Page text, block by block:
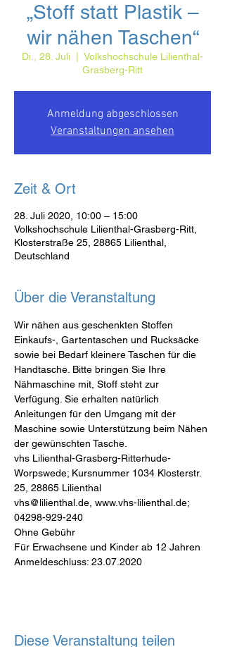
„Stoff statt Plastik –
wir nähen Taschen“
Di., 28. Juli
Volkshochschule Lilienthal-
Grasberg-Ritt
Anmeldung abgeschlossen
Veranstaltungen ansehen
Zeit & Ort
28. Juli 2020, 10:00 – 15:00
Volkshochschule Lilienthal-Grasberg-Ritt,
Klosterstraße 25, 28865 Lilienthal,
Deutschland
Über die Veranstaltung
Wir nähen aus geschenkten Stoffen
Einkaufs-, Gartentaschen und Rucksäcke
sowie bei Bedarf kleinere Taschen für die
Handtasche. Bitte bringen Sie Ihre
Nähmaschine mit, Stoff steht zur
Verfügung. Sie erhalten natürlich
Anleitungen für den Umgang mit der
Maschine sowie Unterstützung beim Nähen
der gewünschten Tasche.
vhs Lilienthal-Grasberg-Ritterhude-
Worpswede; Kursnummer 1034 Klosterstr.
25, 28865 Lilienthal
vhs@lilienthal.de, www.vhs-lilienthal.de;
04298-929-240
Ohne Gebühr
Für Erwachsene und Kinder ab 12 Jahren
Anmeldeschluss: 23.07.2020
Diese Veranstaltung teilen